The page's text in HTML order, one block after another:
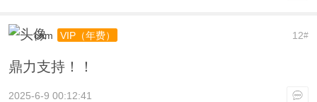
12#
cnm VIP（年费）
鼎力支持！！
2025-6-9 00:12:41